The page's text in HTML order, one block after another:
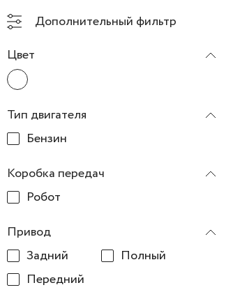
Дополнительный фильтр
Цвет
Тип двигателя
Бензин
Коробка передач
Робот
Привод
Задний
Полный
Передний